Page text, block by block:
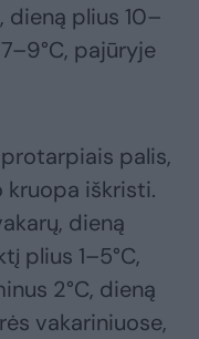
dieną plius 10–
pajūryje
palis,
kruopa iškristi.
dieną
plius 1–5°C,
2°C, dieną
vakariniuose,